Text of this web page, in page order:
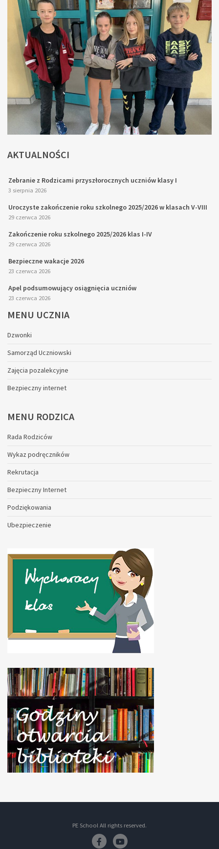
AKTUALNOŚCI
Zebranie z Rodzicami przyszłorocznych uczniów klasy I
3 sierpnia 2026
Uroczyste zakończenie roku szkolnego 2025/2026 w klasach V-VIII
29 czerwca 2026
Zakończenie roku szkolnego 2025/2026 klas I-IV
29 czerwca 2026
Bezpieczne wakacje 2026
23 czerwca 2026
Apel podsumowujący osiągnięcia uczniów
23 czerwca 2026
MENU UCZNIA
Dzwonki
Samorząd Uczniowski
Zajęcia pozalekcyjne
Bezpieczny internet
MENU RODZICA
Rada Rodziców
Wykaz podręczników
Rekrutacja
Bezpieczny Internet
Podziękowania
Ubezpieczenie
PE School All rights reserved.